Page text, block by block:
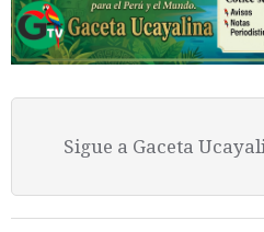
Sigue a Gaceta